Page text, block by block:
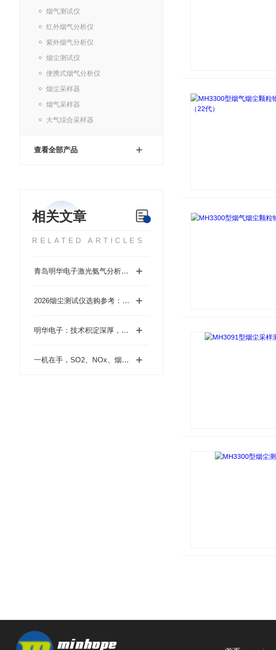
烟气测试仪
红外烟气分析仪
紫外烟气分析仪
烟尘测试仪
便携式烟气分析仪
烟尘采样器
烟气采样器
大气综合采样器
查看全部产品
相关文章
RELATED ARTICLES
青岛明华电子激光氨气分析仪MH3250：固定污染源NH₃监测的“便携精准利器”
2026烟尘测试仪选购参考：主流厂商梳理与国产替代选型方案
明华电子：技术积淀深厚，国产主流烟尘测试仪品牌推荐
一机在手，SO2、NOx、烟尘全有：烟尘测试仪如何打通污染源监测全链条？